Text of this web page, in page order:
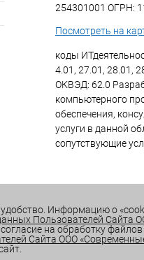
254301001 ОГРН:
Посмотреть на
коды
4.01, 27.01, 28.01,
ОКВЭД: 62.0
компьютерного
обеспечения,
услуги в данной
сопутствующие
Информацию о
Пользователей Сайта
на обработку файлов
Сайта ООО